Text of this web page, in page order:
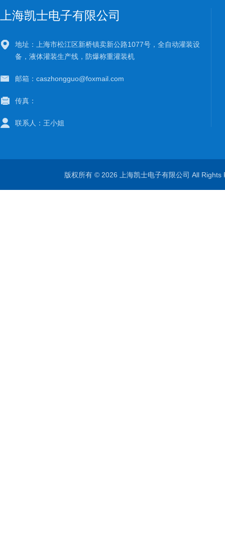
上海凯士电子有限公司
地址：上海市松江区新桥镇卖新公路1077号，全自动灌装设
备，液体灌装生产线，防爆称重灌装机
邮箱：caszhongguo@foxmail.com
传真：
联系人：王小姐
版权所有 © 2026 上海凯士电子有限公司 All